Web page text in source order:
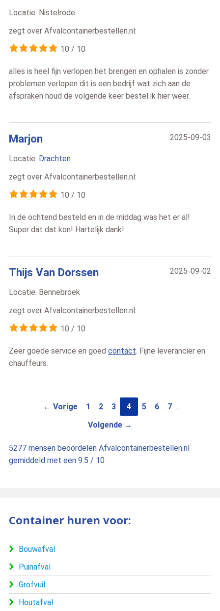
Locatie: Nistelrode
zegt over Afvalcontainerbestellen.nl:
10 / 10
alles is heel fijn verlopen het brengen en ophalen is zonder
problemen verlopen dit is een bedrijf wat zich aan de
afspraken houd de volgende keer bestel ik hier weer.
2025-09-03
Marjon
Locatie: Drachten
zegt over Afvalcontainerbestellen.nl:
10 / 10
In de ochtend besteld en in de middag was het er al!
Super dat dat kon! Hartelijk dank!
2025-09-02
Thijs Van Dorssen
Locatie: Bennebroek
zegt over Afvalcontainerbestellen.nl:
10 / 10
Zeer goede service en goed contact . Fijne leverancier en
chauffeurs.
← Vorige 1 2 3 4 5 6 7
Volgende →
5277mensen beoordelen Afvalcontainerbestellen.nl
gemiddeld met een 9.5 / 10
Container huren voor:
Bouwafval
Puinafval
Grofvuil
Houtafval